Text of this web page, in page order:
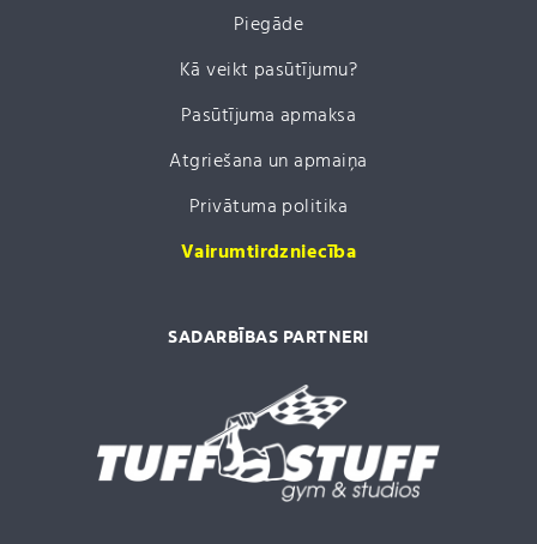
Piegāde
Kā veikt pasūtījumu?
Pasūtījuma apmaksa
Atgriešana un apmaiņa
Privātuma politika
Vairumtirdzniecība
SADARBĪBAS PARTNERI